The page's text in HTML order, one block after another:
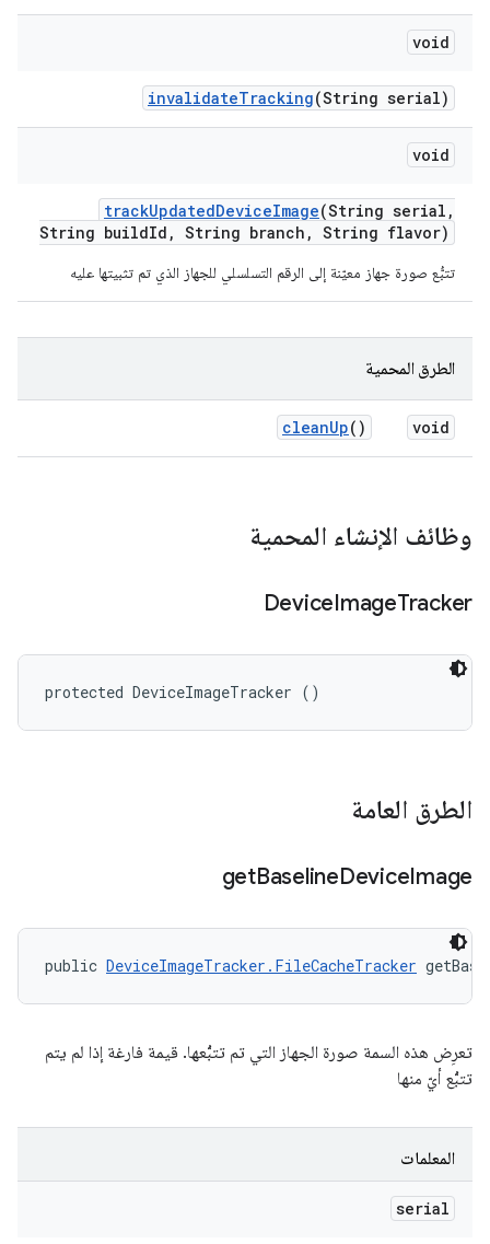
void
invalidateTracking(String serial)
void
trackUpdatedDeviceImage(String serial ,
String buildId , String branch , String flavor)
تتبُّع صورة جهاز معيّنة إلى الرقم التسلسلي للجهاز الذي تم تثبيتها عليه
الطرق المحمية
void
cleanUp()
وظائف الإنشاء المحمية
DeviceImageTracker
protected DeviceImageTracker ()
الطرق العامة
getBaselineDeviceImage
public DeviceImageTracker.FileCacheTracker
تعرِض هذه السمة صورة الجهاز التي تم تتبُّعها. قيمة فارغة إذا لم يتم
تتبُّع أيّ منها
المعلمات
serial